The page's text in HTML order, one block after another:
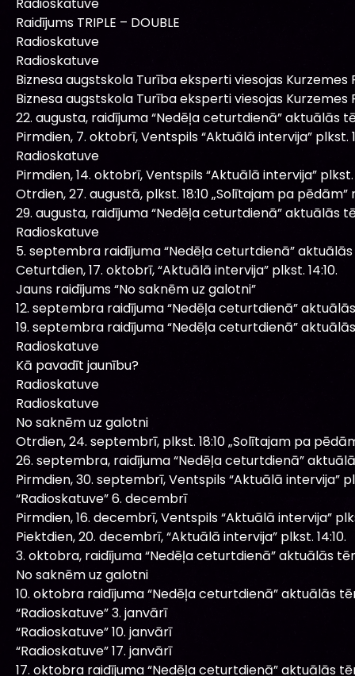
Raidījums TRIPLE – DOUBLE
Radioskatuve
Radioskatuve
Biznesa augstskola Turība eksperti viesojas Kurzemes
Biznesa augstskola Turība eksperti viesojas Kurzemes
22. augusta, raidījuma “Nedēļa ceturtdienā” aktuālās
Pirmdien, 7. oktobrī, Ventspils “Aktuālā intervija” plkst.
Radioskatuve
Pirmdien, 14. oktobrī, Ventspils “Aktuālā intervija” plkst.
Otrdien, 27. augustā, plkst. 18:10 „Solītajam pa pēdām”
29. augusta, raidījuma “Nedēļa ceturtdienā” aktuālās
Radioskatuve
5. septembra raidījuma “Nedēļa ceturtdienā”
Ceturtdien, 17. oktobrī, “Aktuālā intervija” plkst. 14:10.
Jauns raidījums “No saknēm uz galotni”
12. septembra raidījuma “Nedēļa ceturtdienā”
19. septembra raidījuma “Nedēļa ceturtdienā”
Radioskatuve
Kā pavadīt jaunību?
Radioskatuve
Radioskatuve
No saknēm uz galotni
Otrdien, 24. septembrī, plkst. 18:10 „Solītajam pa
26. septembra, raidījuma “Nedēļa ceturtdienā”
Pirmdien, 30. septembrī, Ventspils “Aktuālā intervija”
“Radioskatuve” 6. decembrī
Pirmdien, 16. decembrī, Ventspils “Aktuālā intervija”
Piektdien, 20. decembrī, “Aktuālā intervija” plkst. 14:10.
3. oktobra, raidījuma “Nedēļa ceturtdienā” aktuālās
No saknēm uz galotni
10. oktobra raidījuma “Nedēļa ceturtdienā” aktuālās
“Radioskatuve” 3. janvārī
“Radioskatuve” 10. janvārī
“Radioskatuve” 17. janvārī
17. oktobra raidījuma “Nedēļa ceturtdienā” aktuālās